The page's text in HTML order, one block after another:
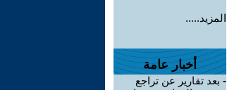
المزيد.....
أخبار عامة
- بعد تقارير عن تراجع